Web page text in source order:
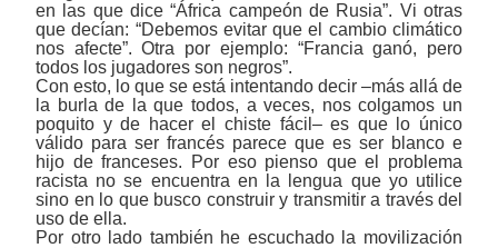
en las que dice “África campeón de Rusia”. Vi otras
que decían: “Debemos evitar que el cambio climático
nos afecte”. Otra por ejemplo: “Francia ganó, pero
todos los jugadores son negros”.
Con esto, lo que se está intentando decir ‒más allá de
la burla de la que todos, a veces, nos colgamos un
poquito y de hacer el chiste fácil‒ es que lo único
válido para ser francés parece que es ser blanco e
hijo de franceses. Por eso pienso que el problema
racista no se encuentra en la lengua que yo utilice
sino en lo que busco construir y transmitir a través del
uso de ella.
Por otro lado también he escuchado la movilización